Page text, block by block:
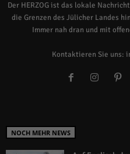
Der HERZOG ist das lokale
die Grenzen des Jülicher Landes
Immer nah dran und mit
Kontaktieren Sie uns:
NOCH MEHR NEWS